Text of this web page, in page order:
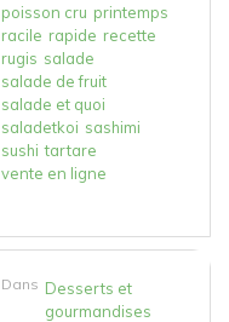
poisson cru printemps
racile rapide recette
rugis salade
salade de fruit
salade et quoi
saladetkoi sashimi
sushi tartare
vente en ligne
Dans Desserts et
gourmandises